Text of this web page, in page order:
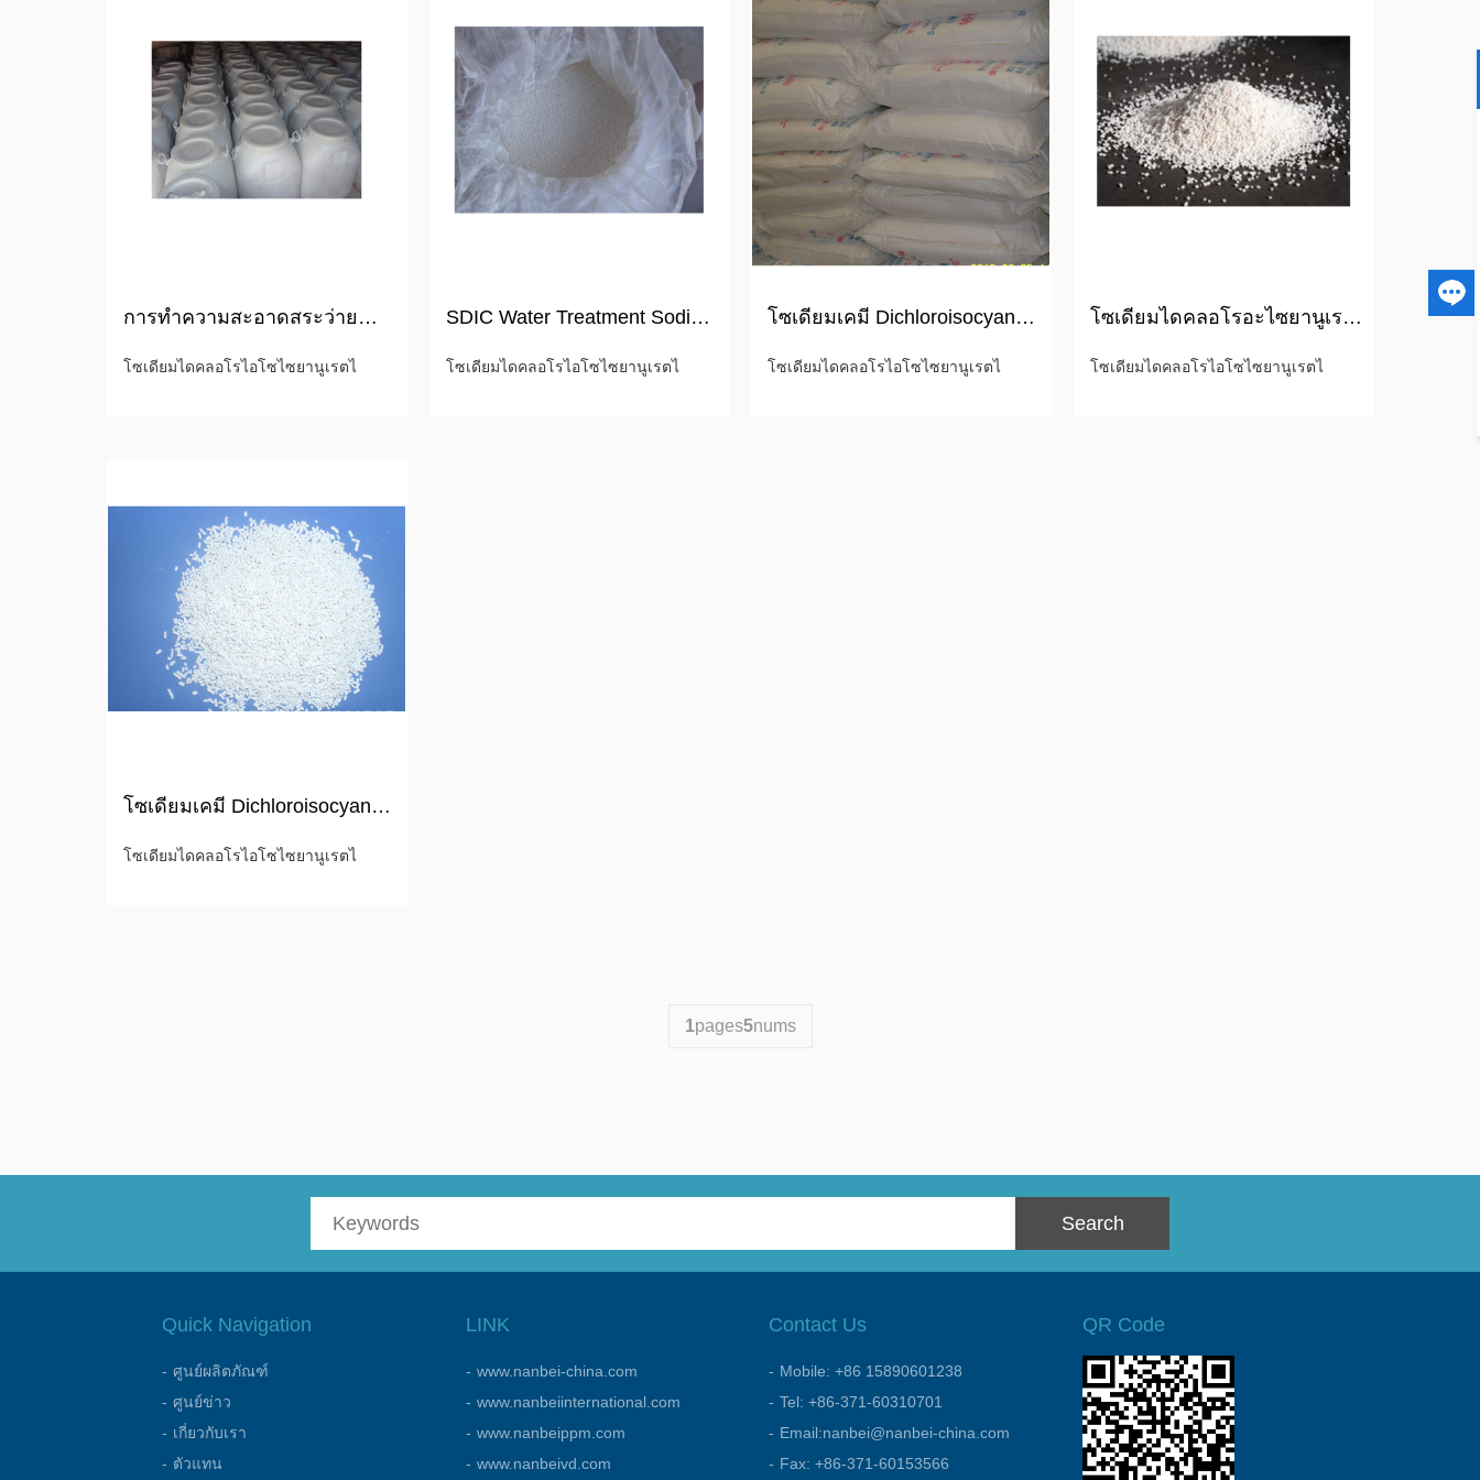
การทำความสะอาดสระว่ายน้ำสารเคมีโซเดียมไดคลอโรโอไซยานูเรต
โซเดียมไดคลอโรไอโซไซยานูเรตไ
SDIC Water Treatment Sodium Dichloroisocyanurate Dihydrate
โซเดียมไดคลอโรไอโซไซยานูเรตไ
โซเดียมเคมี Dichloroisocyanurate dihydrate SDIC
โซเดียมไดคลอโรไอโซไซยานูเรตไ
โซเดียมไดคลอโรอะไซยานูเรตไดไฮเดรต
โซเดียมไดคลอโรไอโซไซยานูเรตไ
โซเดียมเคมี Dichloroisocyanurate ไดไฮเดรตสระว่ายน้ำ
โซเดียมไดคลอโรไอโซไซยานูเรตไ
1pages5nums
Quick Navigation
ศูนย์ผลิตภัณฑ์
ศูนย์ข่าว
เกี่ยวกับเรา
ตัวแทน
LINK
www.nanbei-china.com
www.nanbeiinternational.com
www.nanbeippm.com
www.nanbeivd.com
Contact Us
Mobile: +86 15890601238
Tel: +86-371-60310701
Email:nanbei@nanbei-china.com
Fax: +86-371-60153566
QR Code